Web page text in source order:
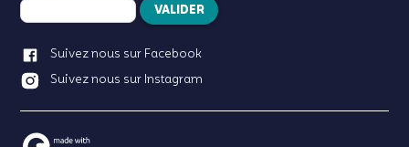
VALIDER
Suivez nous sur Facebook
Suivez nous sur Instagram